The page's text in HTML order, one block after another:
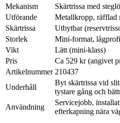
Mekanism
Skärtrissa med
Utförande
Metallkropp, räfflad
Skärtrissa
Utbytbar
Storlek
Mini-format,
Vikt
Lätt (mini-klass)
Pris
Ca 529 kr (angivet
Artikelnummer 210437
Underhåll
Byt skärtrissa vid
tystare gång och
Användning
Servicejobb,
efterkapning nära